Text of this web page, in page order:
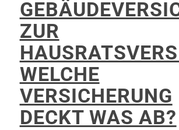
ZUR
WELCHE
VERSICHERUNG
DECKT WAS AB?